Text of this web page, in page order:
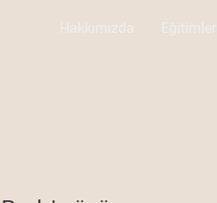
Hakkımızda Eğitimler